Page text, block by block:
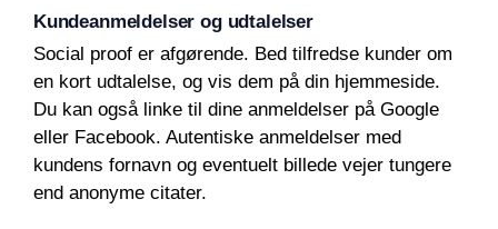
Kundeanmeldelser og udtalelser
Social proof er afgørende. Bed tilfredse kunder om
en kort udtalelse, og vis dem på din hjemmeside.
Du kan også linke til dine anmeldelser på Google
eller Facebook. Autentiske anmeldelser med
kundens fornavn og eventuelt billede vejer tungere
end anonyme citater.